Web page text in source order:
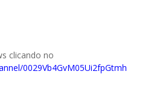
clicando no
0029Vb4GvM05Ui2fpGtmh